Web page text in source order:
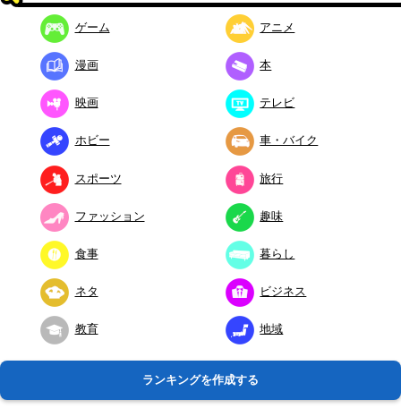
ゲーム アニメ
漫画 本
映画 テレビ
ホビー 車・バイク
スポーツ 旅行
ファッション 趣味
食事 暮らし
ネタ ビジネス
教育 地域
ランキングを作成する